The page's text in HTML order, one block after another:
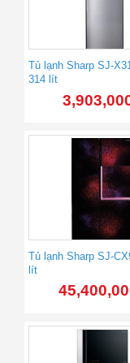
Tủ lạnh Sharp SJ-
314 lít
Tủ lạnh Sharp SJ-
lít